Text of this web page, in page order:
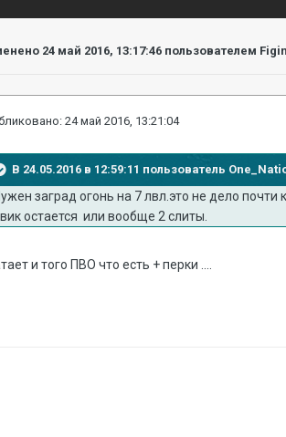
24 май 2016, 13:17:46 пользователем
24 май 2016, 13:21:04
В 24.05.2016 в 12:59:11 пользователь
заград огонь на 7 лвл.это не дело
остается или вообще 2 слиты.
и того ПВО что есть + перки ....